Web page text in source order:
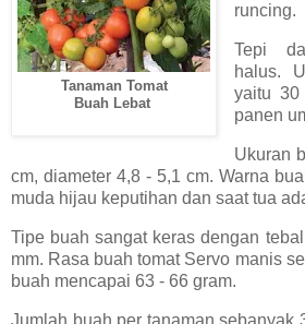
Tanaman Tomat
Buah Lebat
runcing.
Tepi
halus.
yaitu
panen
Ukuran
cm, diameter 4,8 - 5,1 cm. Warna
muda hijau keputihan dan saat tua
Tipe buah sangat keras dengan
mm. Rasa buah tomat Servo manis
buah mencapai 63 - 66 gram.
Jumlah buah per tanaman sebanyak